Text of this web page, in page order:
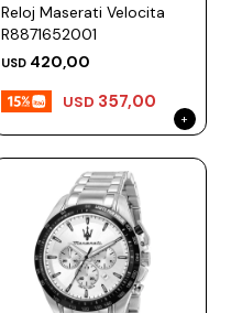
Reloj Maserati Velocita
R8871652001
USD 420,00
USD 357,00